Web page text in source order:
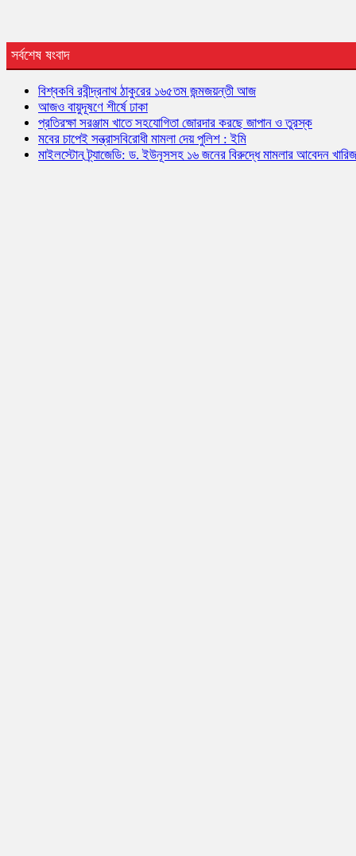
সর্বশেষ ষংবাদ
বিশ্বকবি রবীন্দ্রনাথ ঠাকুরের ১৬৫তম জন্মজয়ন্তী আজ
আজও বায়ুদূষণে শীর্ষে ঢাকা
প্রতিরক্ষা সরঞ্জাম খাতে সহযোগিতা জোরদার করছে জাপান ও তুরস্ক
মবের চাপেই সন্ত্রাসবিরোধী মামলা দেয় পুলিশ : ইমি
মাইলস্টোন ট্র্যাজেডি: ড. ইউনূসসহ ১৬ জনের বিরুদ্ধে মামলার আবেদন খারিজ